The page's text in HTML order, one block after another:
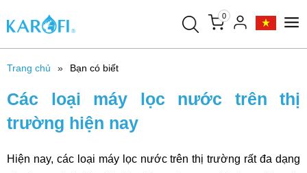
0
Trang chủ Bạn có biết
Các loại máy lọc nước trên thị
trường hiện nay
Hiện nay, các loại máy lọc nước trên thị trường rất đa dạng